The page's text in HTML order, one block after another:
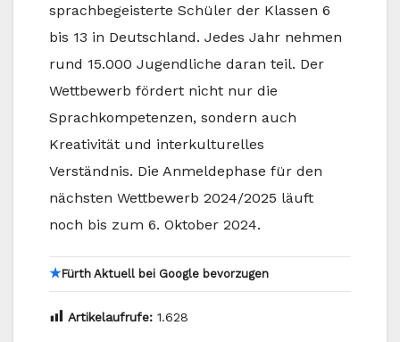
sprachbegeisterte Schüler der Klassen 6
bis 13 in Deutschland. Jedes Jahr nehmen
rund 15.000 Jugendliche daran teil. Der
Wettbewerb fördert nicht nur die
Sprachkompetenzen, sondern auch
Kreativität und interkulturelles
Verständnis. Die Anmeldephase für den
nächsten Wettbewerb 2024/2025 läuft
noch bis zum 6. Oktober 2024.
★Fürth Aktuell bei Google bevorzugen
Artikelaufrufe: 1.628